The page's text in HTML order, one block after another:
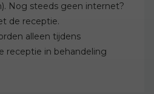
Nog steeds geen internet?
de receptie.
alleen tijdens
receptie in behandeling